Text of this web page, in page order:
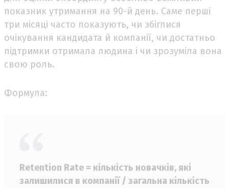
показник утримання на 90-й день. Саме перші
три місяці часто показують, чи збіглися
очікування кандидата й компанії, чи достатньо
підтримки отримала людина і чи зрозуміла вона
свою роль.
Формула:
Retention Rate = кількість новачків, які
залишилися в компанії / загальна кількість